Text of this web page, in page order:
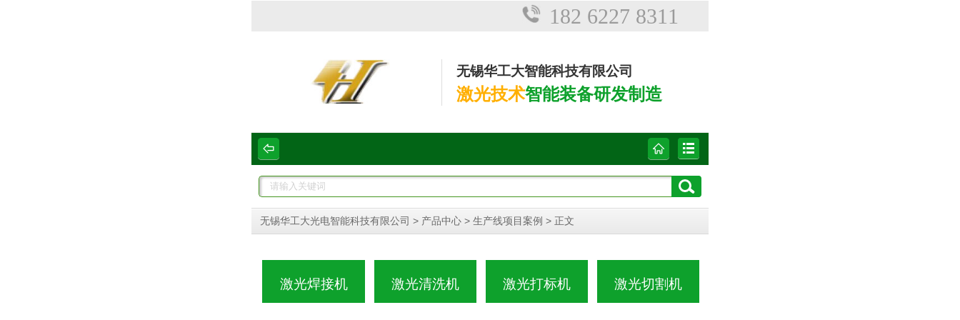
182 6227 8311
无锡华工大智能科技有限公司
激光技术智能装备研发制造
无锡华工大光电智能科技有限公司 > 产品中心 > 生产线项目案例 > 正文
激光焊接机 激光清洗机 激光打标机 激光切割机